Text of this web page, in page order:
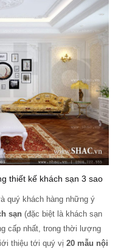
thiết kế khách sạn 3 sao
quý khách hàng những ý
sạn (đặc biệt là khách sạn
cấp nhất, trong thời lượng
thiệu tới quý vị 20 mẫu nội